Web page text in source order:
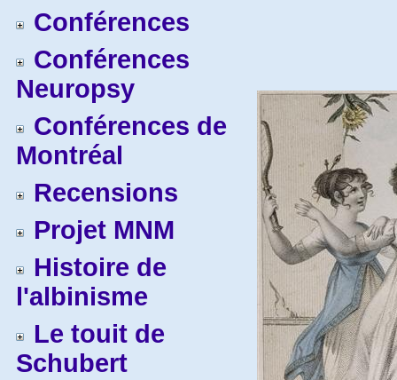
Conférences
Conférences
Neuropsy
Conférences de
Montréal
Recensions
Projet MNM
Histoire de
l'albinisme
Le touit de
Schubert